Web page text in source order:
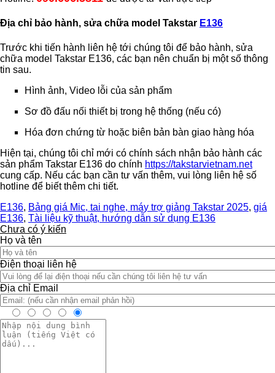
Địa chỉ bảo hành, sửa chữa model Takstar E136
Trước khi tiến hành liên hệ tới chúng tôi để bảo hành, sửa
chữa model Takstar E136, các bạn nên chuẩn bị một số thông
tin sau.
Hình ảnh, Video lỗi của sản phẩm
Sơ đồ đấu nối thiết bị trong hệ thống (nếu có)
Hóa đơn chứng từ hoặc biên bản bàn giao hàng hóa
Hiện tại, chúng tôi chỉ mới có chính sách nhận bảo hành các
sản phẩm Takstar E136 do chính https://takstarvietnam.net
cung cấp. Nếu các bạn cần tư vấn thêm, vui lòng liên hệ số
hotline để biết thêm chi tiết.
E136, Bảng giá Mic, tai nghe, máy trợ giảng Takstar 2025, giá
E136, Tài liệu kỹ thuật, hướng dẫn sử dụng E136
Chưa có ý kiến
Họ và tên
Điện thoại liên hệ
Địa chỉ Email